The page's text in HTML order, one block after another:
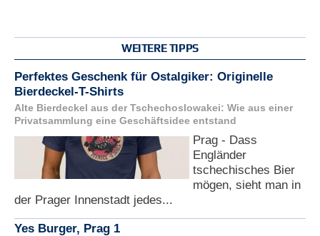
WEITERE TIPPS
Perfektes Geschenk für Ostalgiker: Originelle
Bierdeckel-T-Shirts
Alte Bierdeckel aus der Tschechoslowakei: Wie aus einer
Privatsammlung eine Geschäftsidee entstand
Prag - Dass
Engländer
tschechisches Bier
mögen, sieht man in
der Prager Innenstadt jedes...
Yes Burger, Prag 1